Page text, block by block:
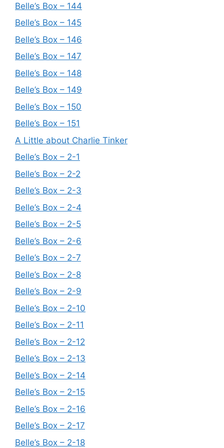
Belle’s Box – 144
Belle’s Box – 145
Belle’s Box – 146
Belle’s Box – 147
Belle’s Box – 148
Belle’s Box – 149
Belle’s Box – 150
Belle’s Box – 151
A Little about Charlie Tinker
Belle’s Box – 2-1
Belle’s Box – 2-2
Belle’s Box – 2-3
Belle’s Box – 2-4
Belle’s Box – 2-5
Belle’s Box – 2-6
Belle’s Box – 2-7
Belle’s Box – 2-8
Belle’s Box – 2-9
Belle’s Box – 2-10
Belle’s Box – 2-11
Belle’s Box – 2-12
Belle’s Box – 2-13
Belle’s Box – 2-14
Belle’s Box – 2-15
Belle’s Box – 2-16
Belle’s Box – 2-17
Belle’s Box – 2-18